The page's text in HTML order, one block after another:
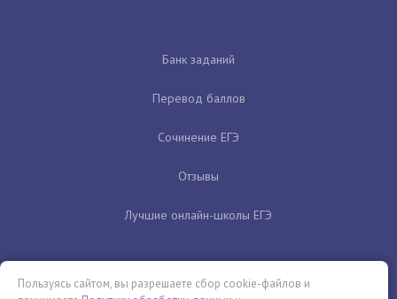
Банк заданий
Перевод баллов
Сочинение ЕГЭ
Отзывы
Лучшие онлайн-школы ЕГЭ
Пользуясь сайтом, вы разрешаете сбор cookie-файлов и